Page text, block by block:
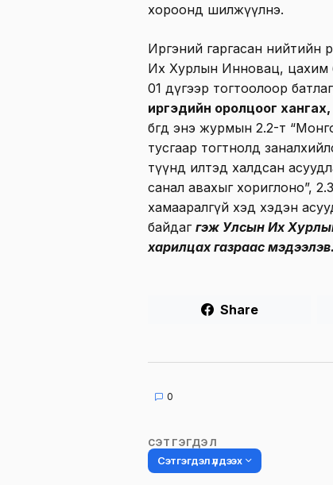
хороонд шилжүүлнэ.
Иргэний гаргасан нийтийн
Их Хурлын Инновац, цахим
01 дүгээр тогтоолоор
иргэдийн оролцоог
бөгөөд энэ журмын 2.2-т
тусгаар тогтнолд
түүнд илтэд халдсан
санал авахыг хориглоно”,
хамааралгүй хэд хэдэн
байдаг гэж Улсын Их
харилцах газраас мэдээлэв.
Share
0
СЭТГЭГДЭЛ
Сэтгэгдэл үлдээх